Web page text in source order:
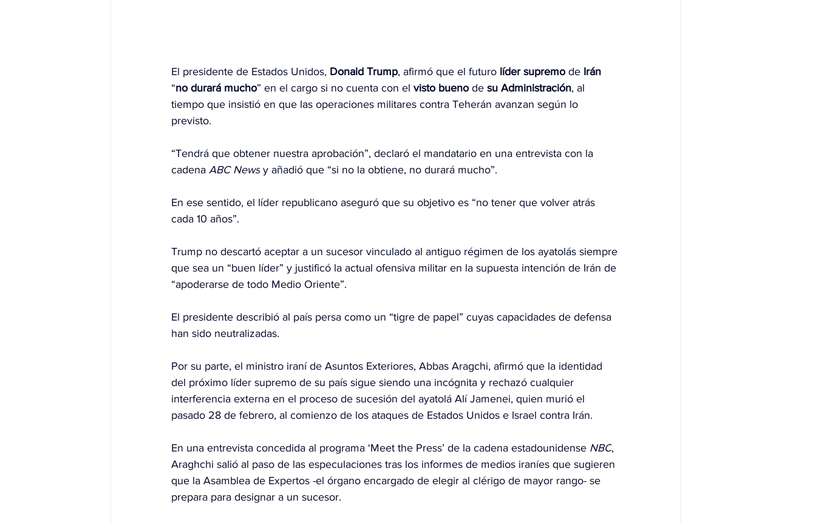
El presidente de Estados Unidos, Donald Trump, afirmó que el futuro líder supremo de Irán
“no durará mucho” en el cargo si no cuenta con el visto bueno de su Administración, al
tiempo que insistió en que las operaciones militares contra Teherán avanzan según lo
previsto.
“Tendrá que obtener nuestra aprobación”, declaró el mandatario en una entrevista con la
cadena ABC News y añadió que “si no la obtiene, no durará mucho”.
En ese sentido, el líder republicano aseguró que su objetivo es “no tener que volver atrás
cada 10 años”.
Trump no descartó aceptar a un sucesor vinculado al antiguo régimen de los ayatolás siempre
que sea un “buen líder” y justificó la actual ofensiva militar en la supuesta intención de Irán de
“apoderarse de todo Medio Oriente”.
El presidente describió al país persa como un “tigre de papel” cuyas capacidades de defensa
han sido neutralizadas.
Por su parte, el ministro iraní de Asuntos Exteriores, Abbas Aragchi, afirmó que la identidad
del próximo líder supremo de su país sigue siendo una incógnita y rechazó cualquier
interferencia externa en el proceso de sucesión del ayatolá Alí Jamenei, quien murió el
pasado 28 de febrero, al comienzo de los ataques de Estados Unidos e Israel contra Irán.
En una entrevista concedida al programa ‘Meet the Press’ de la cadena estadounidense NBC,
Araghchi salió al paso de las especulaciones tras los informes de medios iraníes que sugieren
que la Asamblea de Expertos -el órgano encargado de elegir al clérigo de mayor rango- se
prepara para designar a un sucesor.